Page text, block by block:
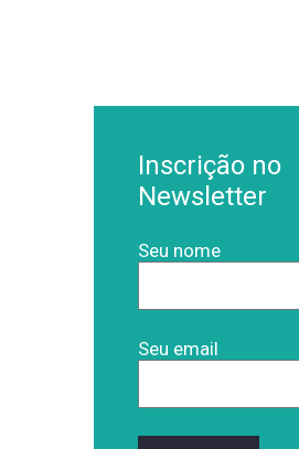
Inscrição no
Newsletter
Seu nome
Seu email